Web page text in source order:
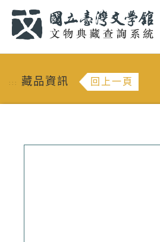
::: 藏品資訊 回上一頁